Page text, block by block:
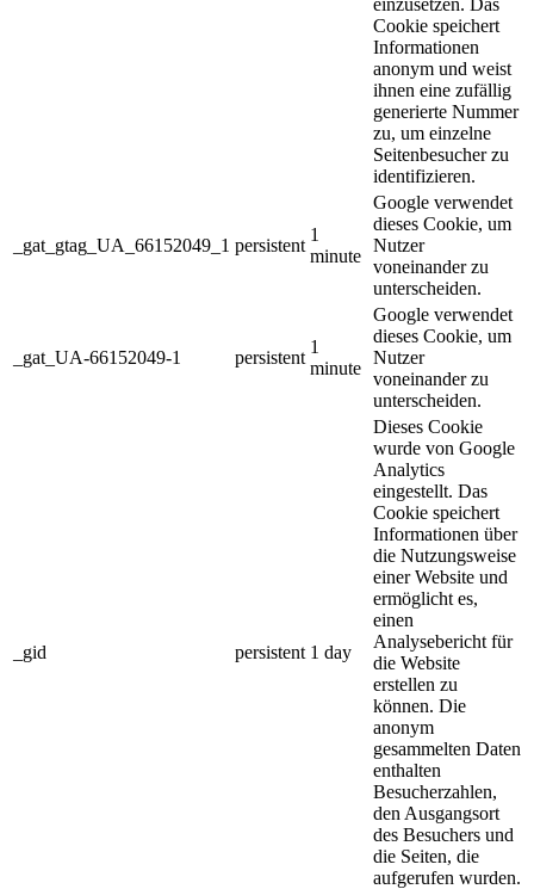
Cookie speichert
Informationen
anonym und weist
ihnen eine zufällig
generierte Nummer
zu, um einzelne
Seitenbesucher zu
identifizieren.
_gat_gtag_UA_66152049_1 persistent
1
minute
Google verwendet
dieses Cookie, um
Nutzer
voneinander zu
unterscheiden.
_gat_UA-66152049-1 persistent
1
minute
Google verwendet
dieses Cookie, um
Nutzer
voneinander zu
unterscheiden.
_gid persistent 1 day
Dieses Cookie
wurde von Google
Analytics
eingestellt. Das
Cookie speichert
Informationen über
die Nutzungsweise
einer Website und
ermöglicht es,
einen
Analysebericht für
die Website
erstellen zu
können. Die
anonym
gesammelten Daten
enthalten
Besucherzahlen,
den Ausgangsort
des Besuchers und
die Seiten, die
aufgerufen wurden.